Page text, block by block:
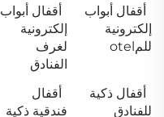
أقفال أبواب
إلكترونية
للمotel
أقفال أبواب
إلكترونية
لغرف
الفنادق
أقفال ذكية
للفنادق
أقفال
فندقية ذكية